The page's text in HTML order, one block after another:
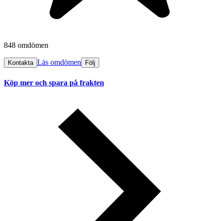
848 omdömen
Kontakta Läs omdömen Följ
Köp mer och spara på frakten